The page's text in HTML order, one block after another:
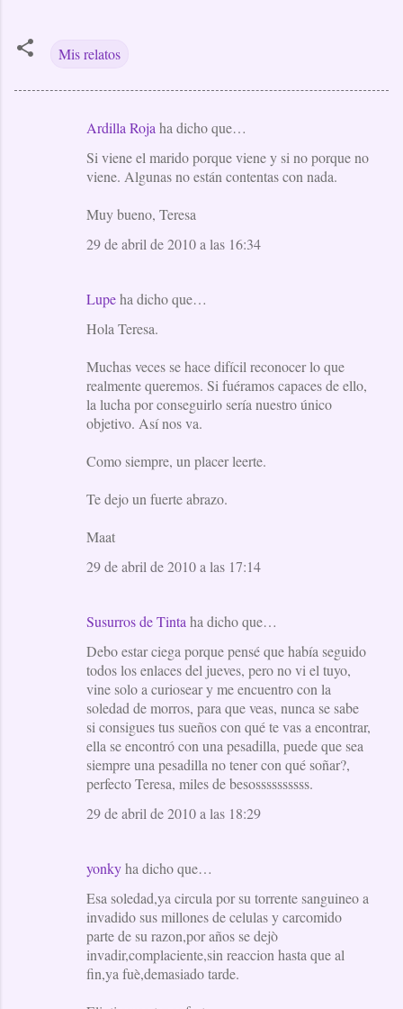
Mis relatos
Ardilla Roja ha dicho que…
Si viene el marido porque viene y si no porque no
viene. Algunas no están contentas con nada.
Muy bueno, Teresa
29 de abril de 2010 a las 16:34
Lupeha dicho que…
Hola Teresa.
Muchas veces se hace difícil reconocer lo que
realmente queremos. Si fuéramos capaces de ello,
la lucha por conseguirlo sería nuestro único
objetivo. Así nos va.
Como siempre, un placer leerte.
Te dejo un fuerte abrazo.
Maat
29 de abril de 2010 a las 17:14
Susurros de Tinta ha dicho que…
Debo estar ciega porque pensé que había seguido
todos los enlaces del jueves, pero no vi el tuyo,
vine solo a curiosear y me encuentro con la
soledad de morros, para que veas, nunca se sabe
si consigues tus sueños con qué te vas a encontrar,
ella se encontró con una pesadilla, puede que sea
siempre una pesadilla no tener con qué soñar?,
perfecto Teresa, miles de besossssssssss.
29 de abril de 2010 a las 18:29
yonkyha dicho que…
Esa soledad,ya circula por su torrente sanguineo a
invadido sus millones de celulas y carcomido
parte de su razon,por años se dejò
invadir,complaciente,sin reaccion hasta que al
fin,ya fuè,demasiado tarde.